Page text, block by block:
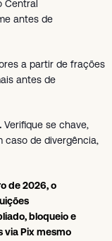
Central
antes de
a partir de frações
antes de
Verifique se chave,
caso de divergência,
de 2026, o
bloqueio e
via Pix mesmo